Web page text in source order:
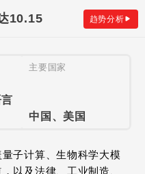
10.15 趋势分析
主要国家
中国、美国
子计算、生物科学大模
以及法律、工业制造、